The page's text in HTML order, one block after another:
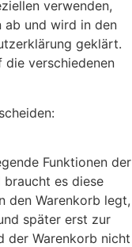
verwenden,
ab und wird in den
geklärt.
verschiedenen
Funktionen der
braucht es diese
den Warenkorb legt,
später erst zur
der Warenkorb nicht